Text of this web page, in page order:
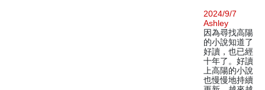
2024/9/7
Ashley
因為尋找高陽
的小說知道了
好讀，也已經
十年了。好讀
上高陽的小說
也慢慢地持續